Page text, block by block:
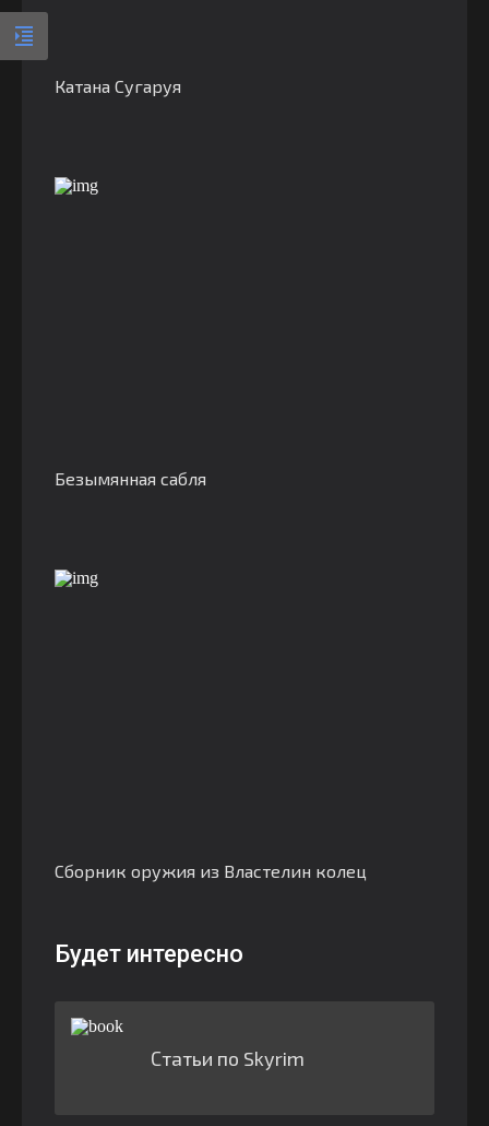
Катана Сугаруя
Безымянная сабля
Сборник оружия из Властелин колец
Будет интересно
Статьи по Skyrim